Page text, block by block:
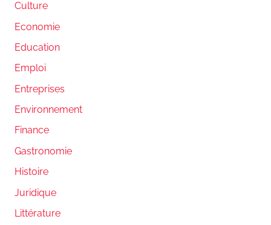
Culture
Economie
Education
Emploi
Entreprises
Environnement
Finance
Gastronomie
Histoire
Juridique
Littérature